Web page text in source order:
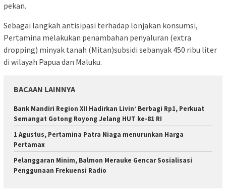
pekan.
Sebagai langkah antisipasi terhadap lonjakan konsumsi,
Pertamina melakukan penambahan penyaluran (extra
dropping) minyak tanah (Mitan)subsidi sebanyak 450 ribu liter
di wilayah Papua dan Maluku.
BACAAN LAINNYA
Bank Mandiri Region XII Hadirkan Livin’ Berbagi Rp1, Perkuat
Semangat Gotong Royong Jelang HUT ke-81 RI
1 Agustus, Pertamina Patra Niaga menurunkan Harga
Pertamax
Pelanggaran Minim, Balmon Merauke Gencar Sosialisasi
Penggunaan Frekuensi Radio